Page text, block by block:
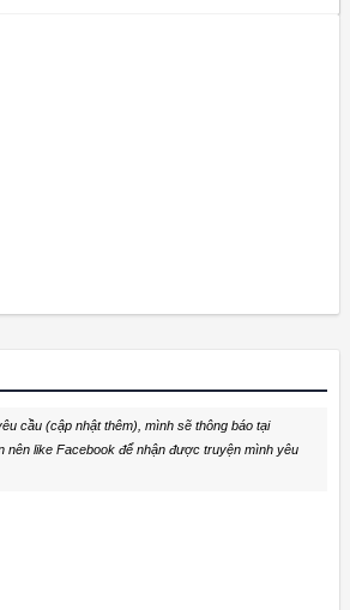
cầu (cập nhật thêm), mình sẽ thông báo tại
nên like Facebook để nhận được truyện mình yêu